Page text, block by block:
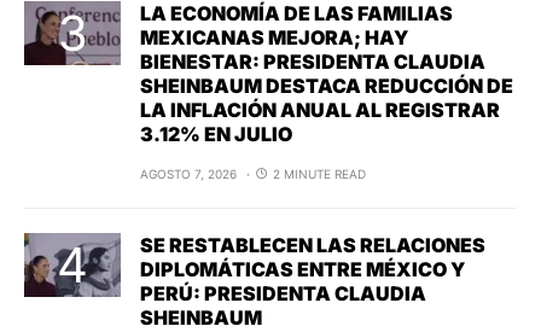
LA ECONOMÍA DE LAS FAMILIAS
MEXICANAS MEJORA; HAY
BIENESTAR: PRESIDENTA CLAUDIA
SHEINBAUM DESTACA REDUCCIÓN DE
LA INFLACIÓN ANUAL AL REGISTRAR
3.12% EN JULIO
AGOSTO 7, 2026 2 MINUTE READ
SE RESTABLECEN LAS RELACIONES
DIPLOMÁTICAS ENTRE MÉXICO Y
PERÚ: PRESIDENTA CLAUDIA
SHEINBAUM